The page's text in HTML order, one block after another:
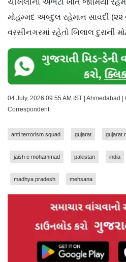
મોહમ્મદ અબ્દુલ રહેમાન સાવદી (૨૨
વરસીનગરમાં રહેતો બિલાલ દુરાની
04 July, 2026 09:55 AM IST | Ahmedabad
Correspondent
anti terrorism squad gujarat gujarat
jaish e mohammad pakistan india
madhya pradesh mehsana